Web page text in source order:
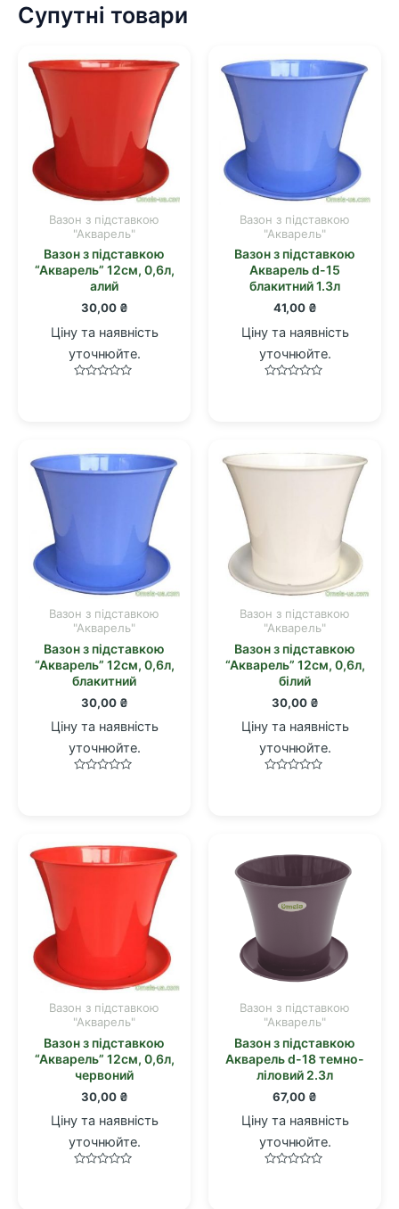
Супутні товари
Вазон з підставкою
"Акварель"
Вазон з підставкою
“Акварель” 12см, 0,6л,
алий
30,00 ₴
Ціну та наявність
уточнюйте.
Вазон з підставкою
"Акварель"
Вазон з підставкою
Акварель d-15
блакитний 1.3л
41,00 ₴
Ціну та наявність
уточнюйте.
Вазон з підставкою
"Акварель"
Вазон з підставкою
“Акварель” 12см, 0,6л,
блакитний
30,00 ₴
Ціну та наявність
уточнюйте.
Вазон з підставкою
"Акварель"
Вазон з підставкою
“Акварель” 12см, 0,6л,
білий
30,00 ₴
Ціну та наявність
уточнюйте.
Вазон з підставкою
"Акварель"
Вазон з підставкою
“Акварель” 12см, 0,6л,
червоний
30,00 ₴
Ціну та наявність
уточнюйте.
Вазон з підставкою
"Акварель"
Вазон з підставкою
Акварель d-18 темно-
ліловий 2.3л
67,00 ₴
Ціну та наявність
уточнюйте.